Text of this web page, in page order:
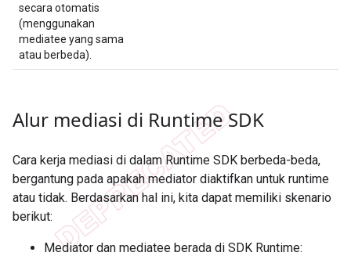
secara otomatis
(menggunakan
mediatee yang sama
atau berbeda).
Alur mediasi di Runtime SDK
Cara kerja mediasi di dalam Runtime SDK berbeda-beda,
bergantung pada apakah mediator diaktifkan untuk runtime
atau tidak. Berdasarkan hal ini, kita dapat memiliki skenario
berikut:
Mediator dan mediatee berada di SDK Runtime: